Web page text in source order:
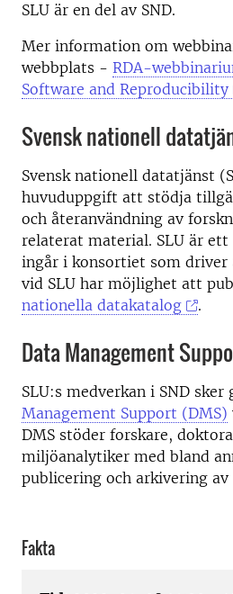
SLU är en del av SND.
Mer information om
webbplats - RDA-
Software and Reproducibility
Svensk nationell
Svensk nationell datatjänst
huvuduppgift att stödja
och återanvändning av
relaterat material. SLU är ett
ingår i konsortiet som driver
vid SLU har möjlighet att
nationella datakatalog
.
Data Management
SLU:s medverkan i SND sker
Management Support (DMS)
DMS stöder forskare,
miljöanalytiker med bland
publicering och arkivering av
Fakta